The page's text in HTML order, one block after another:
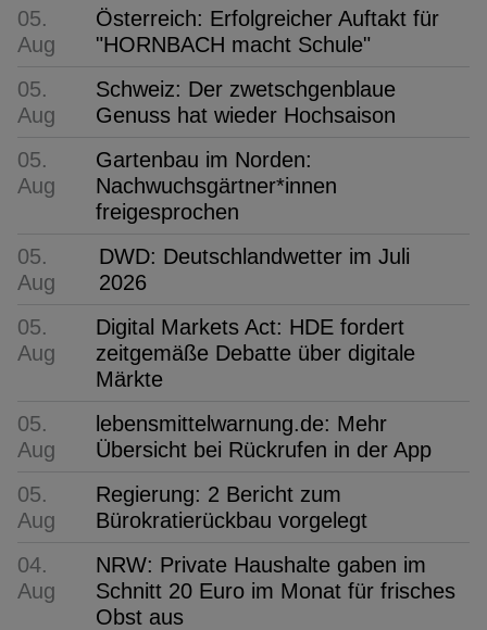
05.
Aug
Österreich: Erfolgreicher Auftakt für
"HORNBACH macht Schule"
05.
Aug
Schweiz: Der zwetschgenblaue
Genuss hat wieder Hochsaison
05.
Aug
Gartenbau im Norden:
Nachwuchsgärtner*innen
freigesprochen
05.
Aug
DWD: Deutschlandwetter im Juli
2026
05.
Aug
Digital Markets Act: HDE fordert
zeitgemäße Debatte über digitale
Märkte
05.
Aug
lebensmittelwarnung.de: Mehr
Übersicht bei Rückrufen in der App
05.
Aug
Regierung: 2 Bericht zum
Bürokratierückbau vorgelegt
04.
Aug
NRW: Private Haushalte gaben im
Schnitt 20 Euro im Monat für frisches
Obst aus